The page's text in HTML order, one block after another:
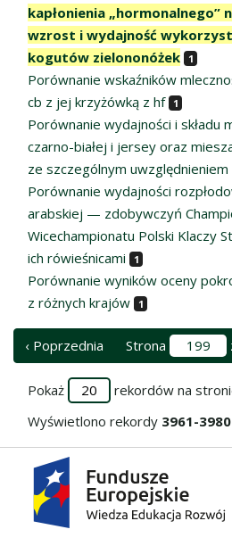
kapłonienia „hormonalnego”
wzrost i wydajność
kogutów zielononóżek
1
Porównanie wskaźników
cb z jej krzyżówką z hf
1
Porównanie wydajności i składu
czarno-białej i jersey oraz
ze szczególnym
Porównanie wydajności
arabskiej — zdobywczyń
Wicechampionatu Polski Klaczy
ich rówieśnicami
1
Porównanie wyników oceny
z różnych krajów
1
‹ Poprzednia Strona
Pokaż
rekordów na
Wyświetlono rekordy 3961-3980